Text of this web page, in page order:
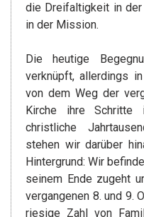
die Dreifaltigkeit in
in der Mission.
Die heutige
verknüpft, allerdings
von dem Weg der
Kirche ihre
christliche
stehen wir darüber
Hintergrund: Wir
seinem Ende zugeht
vergangenen 8. und 9.
riesige Zahl von